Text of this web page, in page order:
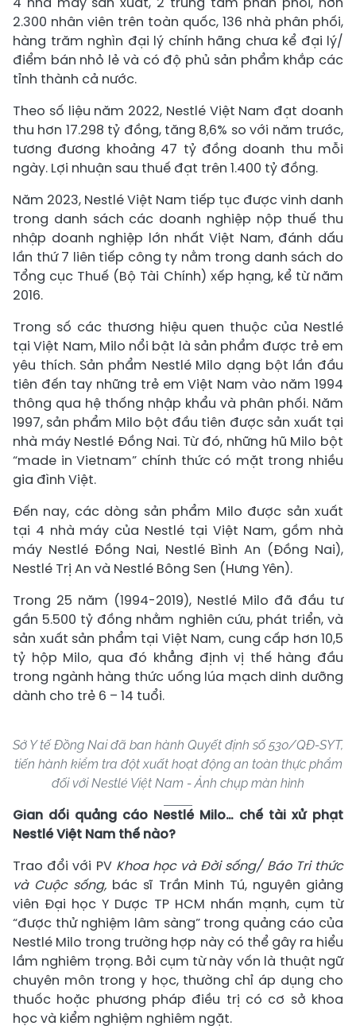
2.300 nhân viên trên toàn quốc, 136 nhà phân phối,
hàng trăm nghìn đại lý chính hãng chưa kể đại lý/
điểm bán nhỏ lẻ và có độ phủ sản phẩm khắp các
tỉnh thành cả nước.
Theo số liệu năm 2022, Nestlé Việt Nam đạt doanh
thu hơn 17.298 tỷ đồng, tăng 8,6% so với năm trước,
tương đương khoảng 47 tỷ đồng doanh thu mỗi
ngày. Lợi nhuận sau thuế đạt trên 1.400 tỷ đồng.
Năm 2023, Nestlé Việt Nam tiếp tục được vinh danh
trong danh sách các doanh nghiệp nộp thuế thu
nhập doanh nghiệp lớn nhất Việt Nam, đánh dấu
lần thứ 7 liên tiếp công ty nằm trong danh sách do
Tổng cục Thuế (Bộ Tài Chính) xếp hạng, kể từ năm
2016.
Trong số các thương hiệu quen thuộc của Nestlé
tại Việt Nam, Milo nổi bật là sản phẩm được trẻ em
yêu thích. Sản phẩm Nestlé Milo dạng bột lần đầu
tiên đến tay những trẻ em Việt Nam vào năm 1994
thông qua hệ thống nhập khẩu và phân phối. Năm
1997, sản phẩm Milo bột đầu tiên được sản xuất tại
nhà máy Nestlé Đồng Nai. Từ đó, những hũ Milo bột
“made in Vietnam” chính thức có mặt trong nhiều
gia đình Việt.
Đến nay, các dòng sản phẩm Milo được sản xuất
tại 4 nhà máy của Nestlé tại Việt Nam, gồm nhà
máy Nestlé Đồng Nai, Nestlé Bình An (Đồng Nai),
Nestlé Trị An và Nestlé Bông Sen (Hưng Yên).
Trong 25 năm (1994-2019), Nestlé Milo đã đầu tư
gần 5.500 tỷ đồng nhằm nghiên cứu, phát triển, và
sản xuất sản phẩm tại Việt Nam, cung cấp hơn 10,5
tỷ hộp Milo, qua đó khẳng định vị thế hàng đầu
trong ngành hàng thức uống lúa mạch dinh dưỡng
dành cho trẻ 6 – 14 tuổi.
Sở Y tế Đồng Nai đã ban hành Quyết định số 530/QĐ-SYT,
tiến hành kiểm tra đột xuất hoạt động an toàn thực phẩm
đối với Nestlé Việt Nam - Ảnh chụp màn hình
Gian dối quảng cáo Nestlé Milo… chế tài xử phạt
Nestlé Việt Nam thế nào?
Trao đổi với PVKhoa học và Đời sống/ Báo Tri thức
và Cuộc sống, bác sĩ Trần Minh Tú, nguyên giảng
viên Đại học Y Dược TP HCM nhấn mạnh, cụm từ
“được thử nghiệm lâm sàng” trong quảng cáo của
Nestlé Milo trong trường hợp này có thể gây ra hiểu
lầm nghiêm trọng. Bởi cụm từ này vốn là thuật ngữ
chuyên môn trong y học, thường chỉ áp dụng cho
thuốc hoặc phương pháp điều trị có cơ sở khoa
học và kiểm nghiệm nghiêm ngặt.